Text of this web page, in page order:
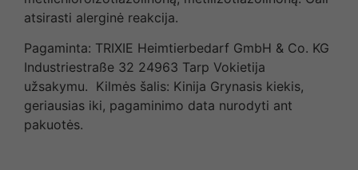
atsirasti alerginė reakcija.
Pagaminta: TRIXIE Heimtierbedarf GmbH & Co. KG
Industriestraße 32 24963 Tarp Vokietija
užsakymu. Kilmės šalis: Kinija Grynasis kiekis,
geriausias iki, pagaminimo data nurodyti ant
pakuotės.